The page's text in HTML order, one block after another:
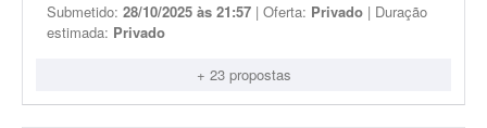
Submetido: 28/10/2025 às 21:57 | Oferta: Privado | Duração
estimada: Privado
+ 23 propostas